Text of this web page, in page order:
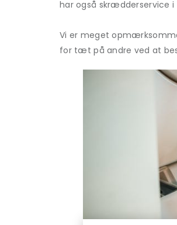
har også skrædderservice
Vi er meget
for tæt på andre ved at